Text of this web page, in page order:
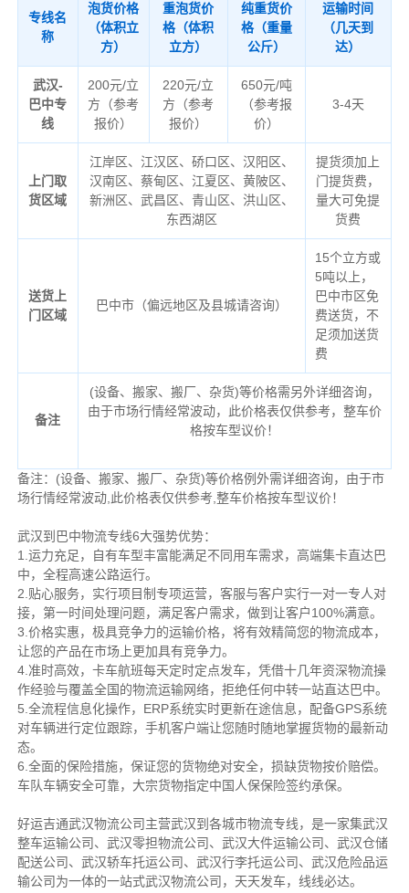
专线名
称
泡货价格
（体积立
方）
重泡货价
格（体积
立方）
纯重货价
格（重量
公斤）
运输时间
（几天到
达）
武汉-
巴中专
线
200元/立
方（参考
报价）
220元/立
方（参考
报价）
650元/吨
（参考报
价）
3-4天
上门取
货区域
江岸区、江汉区、硚口区、汉阳区、
汉南区、蔡甸区、江夏区、黄陂区、
新洲区、武昌区、青山区、洪山区、
东西湖区
提货须加上
门提货费，
量大可免提
货费
送货上
门区域
巴中市（偏远地区及县城请咨询）
15个立方或
5吨以上，
巴中市区免
费送货，不
足须加送货
费
备注
(设备、搬家、搬厂、杂货)等价格需另外详细咨询，
由于市场行情经常波动，此价格表仅供参考，整车价
格按车型议价！
备注：(设备、搬家、搬厂、杂货)等价格例外需详细咨询，由于市
场行情经常波动,此价格表仅供参考,整车价格按车型议价！
武汉到巴中物流专线6大强势优势：
1.运力充足，自有车型丰富能满足不同用车需求，高端集卡直达巴
中，全程高速公路运行。
2.贴心服务，实行项目制专项运营，客服与客户实行一对一专人对
接，第一时间处理问题，满足客户需求，做到让客户100%满意。
3.价格实惠，极具竞争力的运输价格，将有效精简您的物流成本，
让您的产品在市场上更加具有竞争力。
4.准时高效，卡车航班每天定时定点发车，凭借十几年资深物流操
作经验与覆盖全国的物流运输网络，拒绝任何中转一站直达巴中。
5.全流程信息化操作，ERP系统实时更新在途信息，配备GPS系统
对车辆进行定位跟踪，手机客户端让您随时随地掌握货物的最新动
态。
6.全面的保险措施，保证您的货物绝对安全，损缺货物按价赔偿。
车队车辆安全可靠，大宗货物指定中国人保保险签约承保。
好运吉通武汉物流公司主营武汉到各城市物流专线，是一家集武汉
整车运输公司、武汉零担物流公司、武汉大件运输公司、武汉仓储
配送公司、武汉轿车托运公司、武汉行李托运公司、武汉危险品运
输公司为一体的一站式武汉物流公司，天天发车，线线必达。